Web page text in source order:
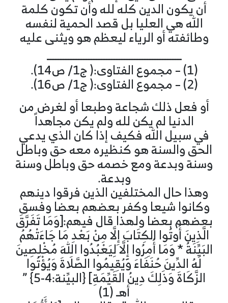
أن يكون الدين كله لله وأن تكون كلمة
الله هي العليا بل قصد الحمية لنفسه
وطائفته أو الرياء ليعظم هو ويثنى عليه
ـــــــــــــــــــــــــــــــــــــــــــــــــــــ
(1) – مجموع الفتاوى:( ج1/ ص14).
(2) – مجموع الفتاوى:( ج1/ ص16).
أو فعل ذلك شجاعة وطبعا أو لغرض من
الدنيا لم يكن لله ولم يكن مجاهداً
في سبيل الله فكيف إذا كان الذي يدعي
الحق والسنة هو كنظيره معه حق وباطل
وسنة وبدعة ومع خصمه حق وباطل وسنة
وبدعة.
وهذا حال المختلفين الذين فرقوا دينهم
وكانوا شيعا وكفر بعضهم بعضا وفسق
بعضهم بعضا ولهذا قال فيهم:[وَمَا تَفَرَّقَ
الَّذِينَ أُوتُوا الكِتَابَ إِلَّا مِنْ بَعْدِ مَا جَاءَتْهُمُ
البَيِّنَةُ * وَمَا أُمِرُوا إِلَّا لِيَعْبُدُوا اللهَ مُخْلِصِينَ
لَهُ الدِّينَ حُنَفَاءَ وَيُقِيمُوا الصَّلَاةَ وَيُؤْتُوا
الزَّكَاةَ وَذَلِكَ دِينُ القَيِّمَةِ] {البيِّنة:4-5} ”
أهـ (1)